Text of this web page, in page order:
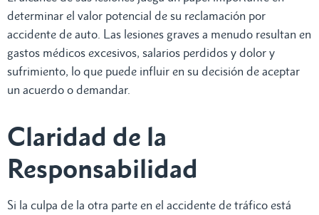
determinar el valor potencial de su reclamación por
accidente de auto. Las lesiones graves a menudo resultan en
gastos médicos excesivos, salarios perdidos y dolor y
sufrimiento, lo que puede influir en su decisión de aceptar
un acuerdo o demandar.
Claridad de la
Responsabilidad
Si la culpa de la otra parte en el accidente de tráfico está